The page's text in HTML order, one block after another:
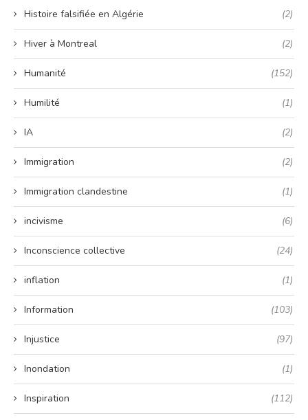
Histoire falsifiée en Algérie (2)
Hiver à Montreal (2)
Humanité (152)
Humilité (1)
IA (2)
Immigration (2)
Immigration clandestine (1)
incivisme (6)
Inconscience collective (24)
inflation (1)
Information (103)
Injustice (97)
Inondation (1)
Inspiration (112)